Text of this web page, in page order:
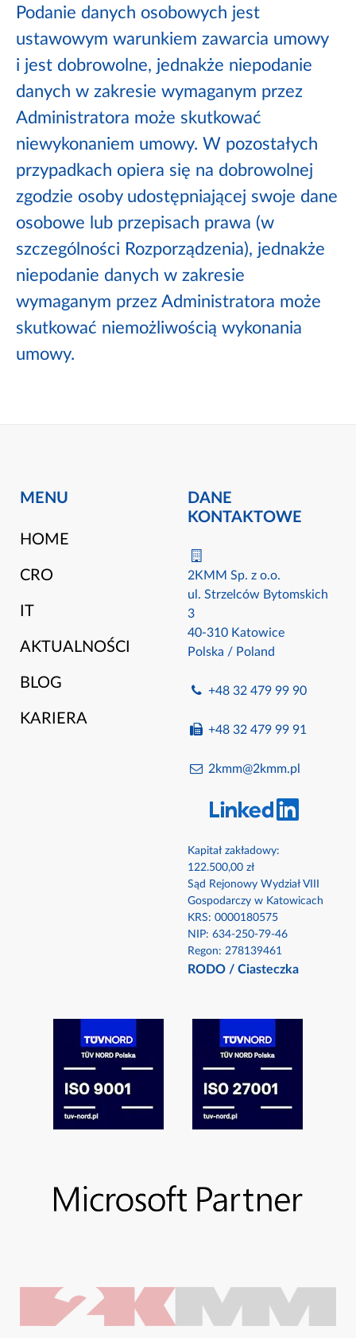
Podanie danych osobowych jest
ustawowym warunkiem zawarcia umowy
i jest dobrowolne, jednakże niepodanie
danych w zakresie wymaganym przez
Administratora może skutkować
niewykonaniem umowy. W pozostałych
przypadkach opiera się na dobrowolnej
zgodzie osoby udostępniającej swoje dane
osobowe lub przepisach prawa (w
szczególności Rozporządzenia), jednakże
niepodanie danych w zakresie
wymaganym przez Administratora może
skutkować niemożliwością wykonania
umowy.
MENU
HOME
CRO
IT
AKTUALNOŚCI
BLOG
KARIERA
DANE
KONTAKTOWE
2KMM Sp. z o.o.
ul. Strzelców Bytomskich
3
40-310 Katowice
Polska / Poland
+48 32 479 99 90
+48 32 479 99 91
2kmm@2kmm.pl
Kapitał zakładowy:
122.500,00 zł
Sąd Rejonowy Wydział VIII
Gospodarczy w Katowicach
KRS: 0000180575​
NIP: 634-250-79-46​
Regon: 278139461
RODO / Ciasteczka